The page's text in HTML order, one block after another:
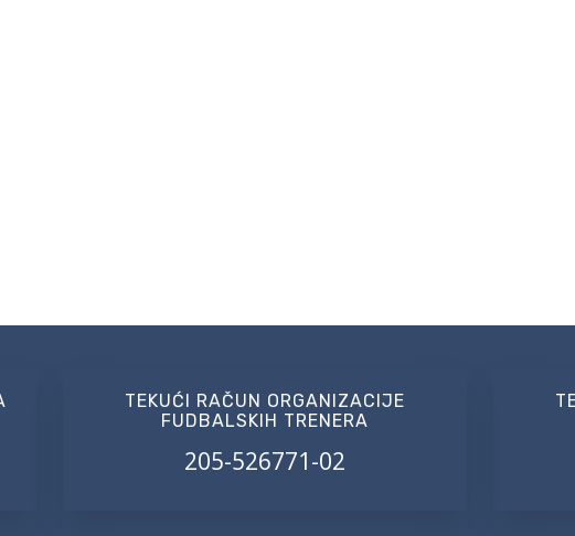
TEKUĆI RAČUN ORGANIZACIJE
FUDBALSKIH TRENERA
205-526771-02